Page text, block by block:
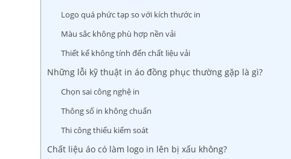
Logo quá phức tạp so với kích thước in
Màu sắc không phù hợp nền vải
Thiết kế không tính đến chất liệu vải
Những lỗi kỹ thuật in áo đồng phục thường gặp là gì?
Chọn sai công nghệ in
Thông số in không chuẩn
Thi công thiếu kiểm soát
Chất liệu áo có làm logo in lên bị xấu không?